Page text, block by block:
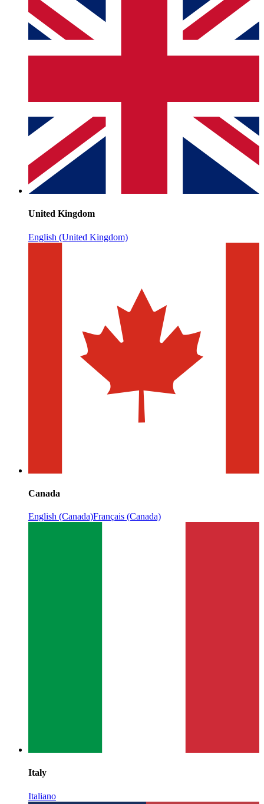
United Kingdom
English (United Kingdom)
Canada
English (Canada)Français (Canada)
Italy
Italiano